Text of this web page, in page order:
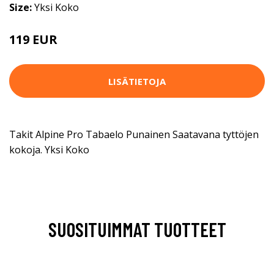
Size:Yksi Koko
119 EUR
LISÄTIETOJA
Takit Alpine Pro Tabaelo Punainen Saatavana tyttöjen
kokoja. Yksi Koko
SUOSITUIMMAT TUOTTEET